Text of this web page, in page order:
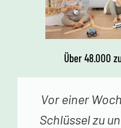
Über 48.000
Vor einer
Schlüssel zu